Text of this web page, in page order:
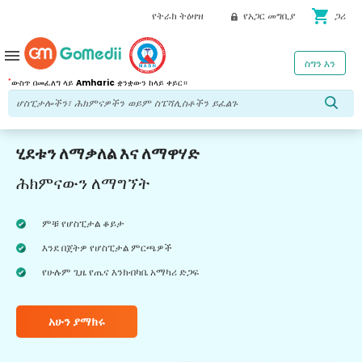
የትራክ ትዕዛዝ የአጋር መግቢያ shopping_cart ጋሪ
*ውስጥ በመፈለግ ላይ Amharic ቋንቋውን ከላይ ቀይር።
ስግን እን
menu
ሂደቱን ለማቃለል እና ለማዋሃድ
ሕክምናውን ለማግኘት
ምቹ የሆስፒታል ቆይታ
እንደ በጀትዎ የሆስፒታል ምርጫዎች
የሁሉም ጊዜ የጤና እንክብካቤ አማካሪ ድጋፍ
አሁን ያማክሩ